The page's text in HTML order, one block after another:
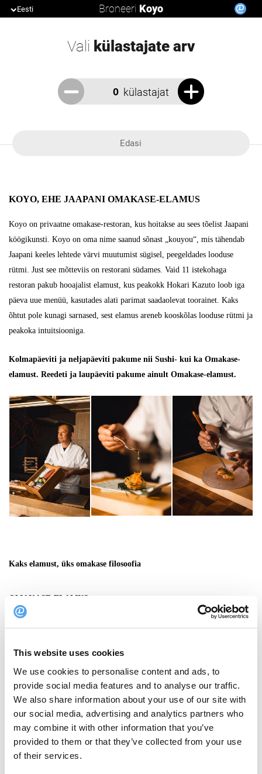
This website uses cookies
We use cookies to personalise content and ads, to
provide social media features and to analyse our traffic.
We also share information about your use of our site with
our social media, advertising and analytics partners who
may combine it with other information that you’ve
provided to them or that they’ve collected from your use
of their services.
Eesti Broneeri Koyo
Vali külastajate arv
külastajat
Edasi
KOYO, EHE JAAPANI OMAKASE-ELAMUS
Koyo on privaatne omakase-restoran, kus hoitakse au sees tõelist Jaapani
köögikunsti. Koyo on oma nime saanud sõnast „kouyou“, mis tähendab
Jaapani keeles lehtede värvi muutumist sügisel, peegeldades looduse
rütmi. Just see mõtteviis on restorani südames. Vaid 11 istekohaga
restoran pakub hooajalist elamust, kus peakokk Hokari Kazuto loob iga
päeva uue menüü, kasutades alati parimat saadaolevat toorainet. Kaks
õhtut pole kunagi sarnased, sest elamus areneb kooskõlas looduse rütmi ja
peakoka intuitsiooniga.
Kolmapäeviti ja neljapäeviti pakume nii Sushi- kui ka Omakase-
elamust. Reedeti ja laupäeviti pakume ainult Omakase-elamust.
Kaks elamust, üks omakase filosoofia
OMAKASE-ELAMUS
€190 inimese kohta | Kolmapäevast laupäevani: 18:00-20:00, 20:30-22:30
SUSHI-ELAMUS
Pühapäevast teisipäevani: suletud
Eelnev broneerimine on vajalik mõlema elamuse kinnitamiseks. Kui
soovite teha broneeringu enam kui viiele külalisele või teie soovitud
kuupäeval ei ole saadavust, palume meiega ühendust võtta: